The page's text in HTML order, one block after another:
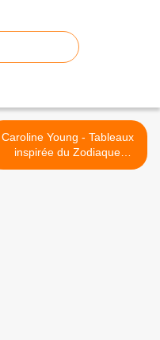
Caroline Young - Tableaux
inspirée du Zodiaque
Chinois >